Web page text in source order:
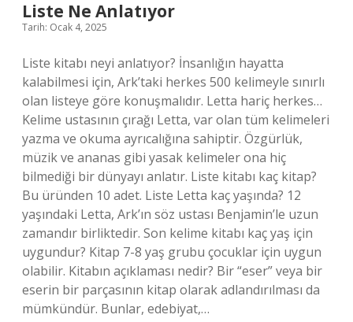
Liste Ne Anlatıyor
Tarih: Ocak 4, 2025
Liste kitabı neyi anlatıyor? İnsanlığın hayatta
kalabilmesi için, Ark’taki herkes 500 kelimeyle sınırlı
olan listeye göre konuşmalıdır. Letta hariç herkes…
Kelime ustasının çırağı Letta, var olan tüm kelimeleri
yazma ve okuma ayrıcalığına sahiptir. Özgürlük,
müzik ve ananas gibi yasak kelimeler ona hiç
bilmediği bir dünyayı anlatır. Liste kitabı kaç kitap?
Bu üründen 10 adet. Liste Letta kaç yaşında? 12
yaşındaki Letta, Ark’ın söz ustası Benjamin’le uzun
zamandır birliktedir. Son kelime kitabı kaç yaş için
uygundur? Kitap 7-8 yaş grubu çocuklar için uygun
olabilir. Kitabın açıklaması nedir? Bir “eser” veya bir
eserin bir parçasının kitap olarak adlandırılması da
mümkündür. Bunlar, edebiyat,…